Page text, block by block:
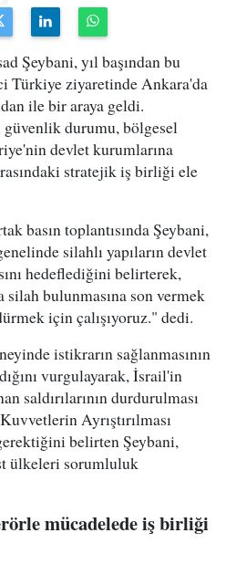
Şeybani, yıl başından bu
Türkiye ziyaretinde Ankara'da
ile bir araya geldi.
durumu, bölgesel
devlet kurumlarına
stratejik iş birliği ele
basın toplantısında Şeybani,
silahlı yapıların devlet
hedeflediğini belirterek,
silah bulunmasına son vermek
için çalışıyoruz." dedi.
istikrarın sağlanmasının
vurgulayarak, İsrail'in
saldırılarının durdurulması
Ayrıştırılması
belirten Şeybani,
ülkeleri sorumluluk
mücadelede iş birliği